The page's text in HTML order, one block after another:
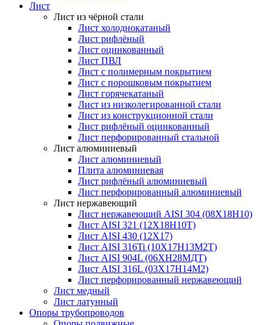
Лист
Лист из чёрной стали
Лист холоднокатаный
Лист рифлёный
Лист оцинкованный
Лист ПВЛ
Лист с полимерным покрытием
Лист с порошковым покрытием
Лист горячекатаный
Лист из низколегированной стали
Лист из конструкционной стали
Лист рифлёный оцинкованный
Лист перфорированный стальной
Лист алюминиевый
Лист алюминиевый
Плита алюминиевая
Лист рифлёный алюминиевый
Лист перфорированный алюминиевый
Лист нержавеющий
Лист нержавеющий AISI 304 (08Х18Н10)
Лист AISI 321 (12Х18Н10Т)
Лист AISI 430 (12Х17)
Лист AISI 316Ti (10Х17Н13М2Т)
Лист AISI 904L (06ХН28МДТ)
Лист AISI 316L (03Х17Н14М2)
Лист перфорированный нержавеющий
Лист медный
Лист латунный
Опоры трубопроводов